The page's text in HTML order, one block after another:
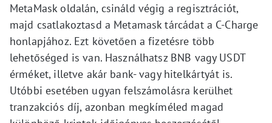
MetaMask oldalán, csináld végig a regisztrációt,
majd csatlakoztasd a Metamask tárcádat a C-Charge
honlapjához. Ezt követően a fizetésre több
lehetőséged is van. Használhatsz BNB vagy USDT
érméket, illetve akár bank- vagy hitelkártyát is.
Utóbbi esetében ugyan felszámolásra kerülhet
tranzakciós díj, azonban megkíméled magad